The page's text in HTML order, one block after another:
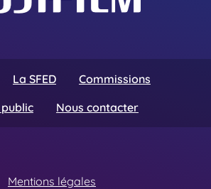
La SFED
Commissions
Nous contacter
Mentions légales